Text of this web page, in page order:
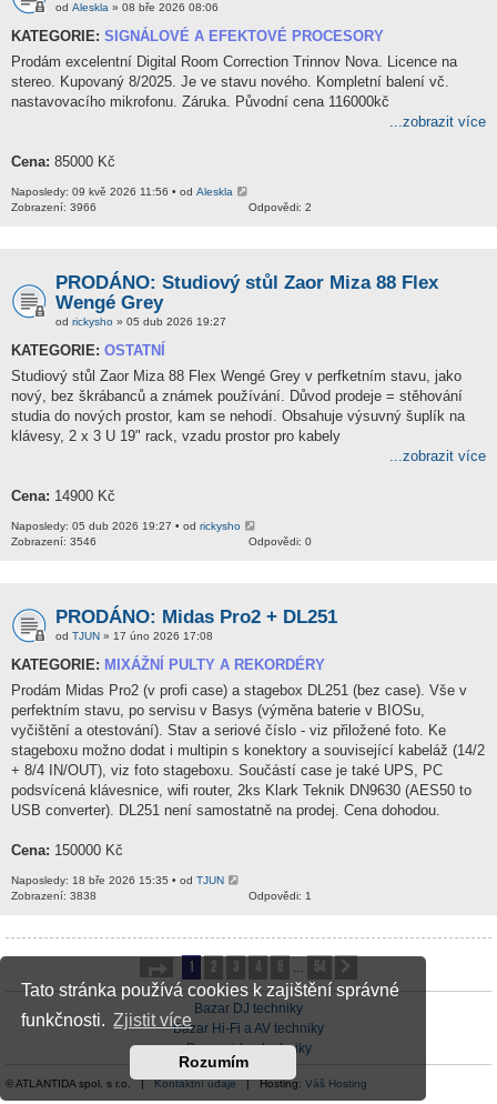
Tato stránka používá cookies k zajištění správné
funkčnosti. Zjistit více
Rozumím
od Aleskla » 08 bře 2026 08:06
KATEGORIE: SIGNÁLOVÉ A EFEKTOVÉ PROCESORY
Prodám excelentní Digital Room Correction Trinnov Nova. Licence na
stereo. Kupovaný 8/2025. Je ve stavu nového. Kompletní balení vč.
nastavovacího mikrofonu. Záruka. Původní cena 116000kč
...zobrazit více
Cena: 85000 Kč
Naposledy: 09 kvě 2026 11:56 • od Aleskla
Odpovědi: 2
Zobrazení: 3966
PRODÁNO: Studiový stůl Zaor Miza 88 Flex
Wengé Grey
od rickysho » 05 dub 2026 19:27
KATEGORIE: OSTATNÍ
Studiový stůl Zaor Miza 88 Flex Wengé Grey v perfketním stavu, jako
nový, bez škrábanců a známek používání. Důvod prodeje = stěhování
studia do nových prostor, kam se nehodí. Obsahuje výsuvný šuplík na
klávesy, 2 x 3 U 19" rack, vzadu prostor pro kabely
...zobrazit více
Cena: 14900 Kč
Naposledy: 05 dub 2026 19:27 • od rickysho
Odpovědi: 0
Zobrazení: 3546
PRODÁNO: Midas Pro2 + DL251
od TJUN » 17 úno 2026 17:08
KATEGORIE: MIXÁŽNÍ PULTY A REKORDÉRY
Prodám Midas Pro2 (v profi case) a stagebox DL251 (bez case). Vše v
perfektním stavu, po servisu v Basys (výměna baterie v BIOSu,
vyčištění a otestování). Stav a seriové číslo - viz přiložené foto. Ke
stageboxu možno dodat i multipin s konektory a související kabeláž (14/2
+ 8/4 IN/OUT), viz foto stageboxu. Součástí case je také UPS, PC
podsvícená klávesnice, wifi router, 2ks Klark Teknik DN9630 (AES50 to
USB converter). DL251 není samostatně na prodej. Cena dohodou.
Cena: 150000 Kč
Naposledy: 18 bře 2026 15:35 • od TJUN
Odpovědi: 1
Zobrazení: 3838
Stránka 1z 54
1 2 3 4 54
Bazar DJ techniky
Bazar Hi-Fi a AV techniky
Bazar video techniky
© ATLANTIDA spol. s r.o. |Kontaktní údaje| Hosting: Váš Hosting